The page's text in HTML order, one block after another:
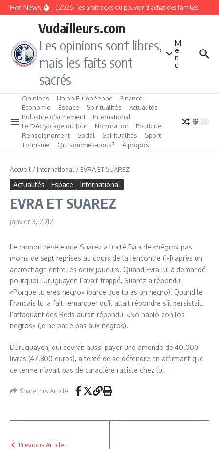
Aller au contenu
Hot NewsRentrée 2026 : les arbitrages du pouvoir d’achat des familles
Vudailleurs.com
Les opinions sont libres,
mais les faits sont
sacrés
M
e
n
u
Opinions Union Européenne
Finance
Economie
Espace Spiritualités
Actualités
Industrie d’armement
International
Le Décryptage du Jour
Nomination
Politique
Renseignement
Social Spiritualités
Sport
Tourisme
Qui sommes‑nous? À propos
Accueil / International / EVRA ET SUAREZ
Actualités Espace International
EVRA ET SUAREZ
janvier 3, 2012
Le rapport révèle que Suarez a traité Evra de «négro» pas
moins de sept reprises au cours de la rencontre (1-1) après un
accrochage entre les deux joueurs. Quand Evra lui a demandé
pourquoi l’Uruguayen l’avait frappé, Suarez a répondu:
«Porque tu eres negro» (parce que tu es un négro). Quand le
Français lui a fait remarquer qu’il allait répondre s’il persistait,
l’attaquant des Reds aurait répondu: «No hablo con los
negros» (Je ne parle pas aux négros).
L’Uruguayen, qui devrait aussi payer une amende de 40.000
livres (47.800 euros), a tenté de se défendre en affirmant que
ce terme n’avait pas de caractère raciste chez lui.
Share this Article
Previous Article